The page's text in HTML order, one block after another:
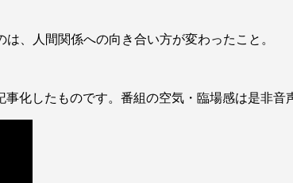
、人間関係への向き合い方が変わったこと。
事化したものです。番組の空気・臨場感は是非音